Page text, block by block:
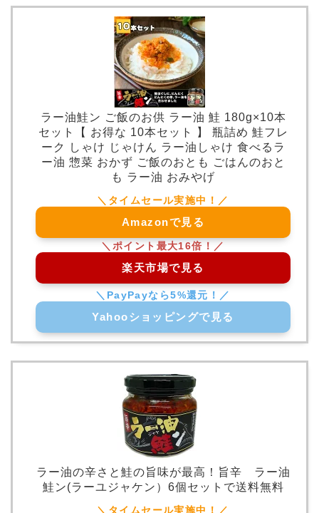
ラー油鮭ン ご飯のお供 ラー油 鮭 180g×10本
セット【 お得な 10本セット 】 瓶詰め 鮭フレ
ーク しゃけ じゃけん ラー油しゃけ 食べるラ
ー油 惣菜 おかず ご飯のおとも ごはんのおと
も ラー油 おみやげ
Amazonで見る
楽天市場で見る
Yahooショッピングで見る
ラー油の辛さと鮭の旨味が最高！旨辛 ラー油
鮭ン(ラーユジャケン）6個セットで送料無料